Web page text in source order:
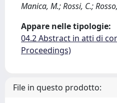
Manica, M.; Rossi, C.;
Appare nelle tipologie:
04.2 Abstract in atti di
Proceedings)
File in questo prodotto: